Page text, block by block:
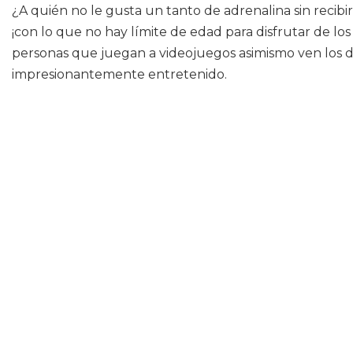
¿A quién no le gusta un tanto de adrenalina sin
¡con lo que no hay límite de edad para disfrutar de
personas que juegan a videojuegos asimismo ven los
impresionantemente entretenido.